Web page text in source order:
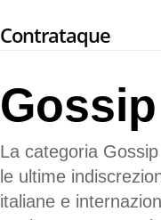
to
Contrataque
Gossip
La categoria
le ultime
italiane e